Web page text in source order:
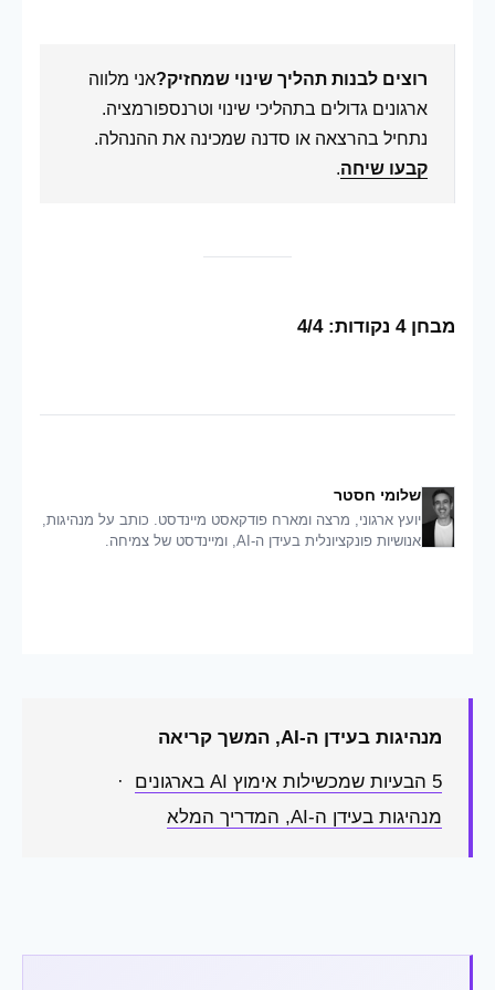
רוצים לבנות תהליך שינוי שמחזיק?אני מלווה
ארגונים גדולים בתהליכי שינוי וטרנספורמציה.
נתחיל בהרצאה או סדנה שמכינה את ההנהלה.
קבעו שיחה.
מבחן 4 נקודות: 4/4
שלומי חסטר
יועץ ארגוני, מרצה ומארח פודקאסט מיינדסט. כותב על מנהיגות,
אנושיות פונקציונלית בעידן ה-AI, ומיינדסט של צמיחה.
מנהיגות בעידן ה-AI, המשך קריאה
5 הבעיות שמכשילות אימוץ AI בארגונים
·
מנהיגות בעידן ה-AI, המדריך המלא